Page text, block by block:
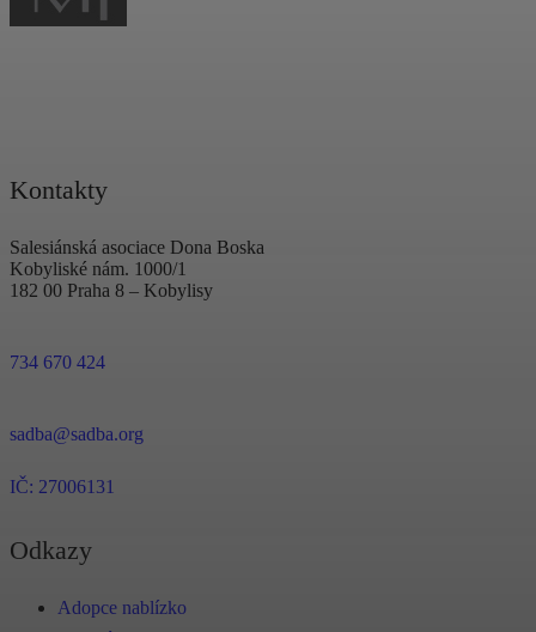
Kontakty
Salesiánská asociace Dona Boska
Kobyliské nám. 1000/1
182 00 Praha 8 – Kobylisy
734 670 424
sadba@sadba.org
IČ: 27006131
Odkazy
Adopce nablízko